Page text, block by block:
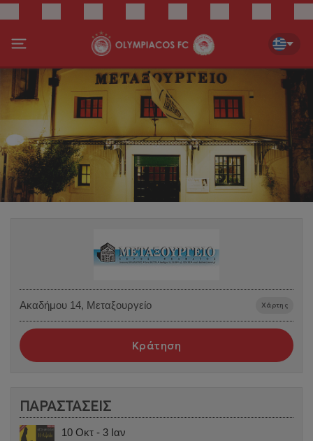
Ακαδήμου 14, Μεταξουργείο Χάρτης
Κράτηση
ΠΑΡΑΣΤΑΣΕΙΣ
10 Οκτ - 3 Ιαν